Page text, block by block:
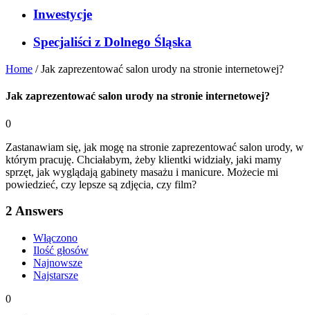
Inwestycje
Specjaliści z Dolnego Śląska
Home /Jak zaprezentować salon urody na stronie internetowej?
Jak zaprezentować salon urody na stronie internetowej?
0
Zastanawiam się, jak mogę na stronie zaprezentować salon urody, w
którym pracuję. Chciałabym, żeby klientki widziały, jaki mamy
sprzęt, jak wyglądają gabinety masażu i manicure. Możecie mi
powiedzieć, czy lepsze są zdjęcia, czy film?
2 Answers
Włączono
Ilość głosów
Najnowsze
Najstarsze
0